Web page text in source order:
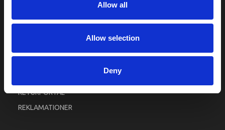
Allow all
Allow selection
Deny
RETURPORTAL
REKLAMATIONER